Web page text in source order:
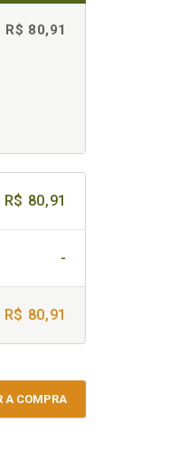
R$ 80,91
R$ 80,91
-
R$ 80,91
A COMPRA